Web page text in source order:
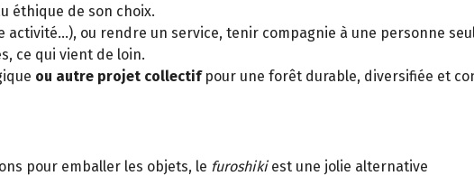
éthique de son choix.
activité...), ou rendre un service, tenir compagnie à une personne
ce qui vient de loin.
ou autre projet collectifpour une forêt durable, diversifiée et
pour emballer les objets, le furoshikiest une jolie alternative